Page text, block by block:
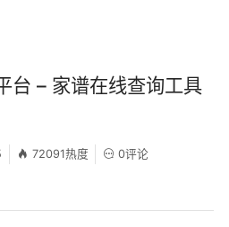
台 – 家谱在线查询工具
72091热度 0评论